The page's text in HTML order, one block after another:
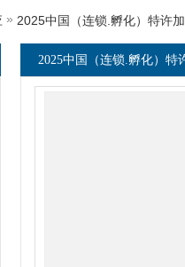
» 2025中国（连锁.孵化）特许
2025中国（连锁.孵化）特